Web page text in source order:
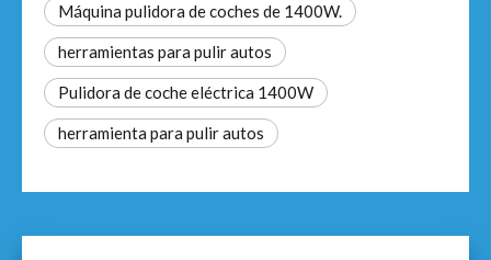
Máquina pulidora de coches de 1400W.
herramientas para pulir autos
Pulidora de coche eléctrica 1400W
herramienta para pulir autos